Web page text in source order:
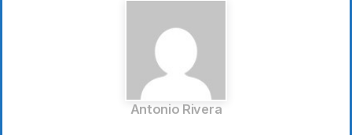
Antonio Rivera